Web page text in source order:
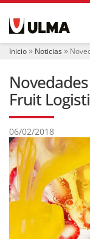
e Inicio Noticias
Fruit
06/02/2018